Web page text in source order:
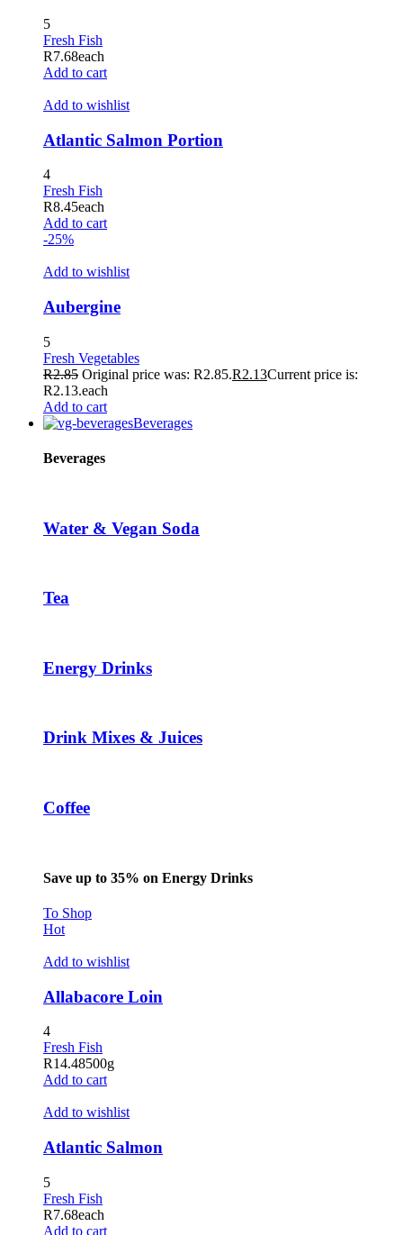
5
Fresh Fish
R7.68each
Add to cart
Add to wishlist
Atlantic Salmon Portion
4
Fresh Fish
R8.45each
Add to cart
-25%
Add to wishlist
Aubergine
5
Fresh Vegetables
R2.85 Original price was: R2.85.R2.13Current price is:
R2.13.each
Add to cart
Beverages
Beverages
Water & Vegan Soda
Tea
Energy Drinks
Drink Mixes & Juices
Coffee
Save up to 35% on Energy Drinks
To Shop
Hot
Add to wishlist
Allabacore Loin
4
Fresh Fish
R14.48500g
Add to cart
Add to wishlist
Atlantic Salmon
5
Fresh Fish
R7.68each
Add to cart